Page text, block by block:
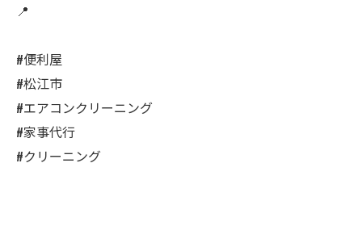
📍
#便利屋
#松江市
#エアコンクリーニング
#家事代行
#クリーニング